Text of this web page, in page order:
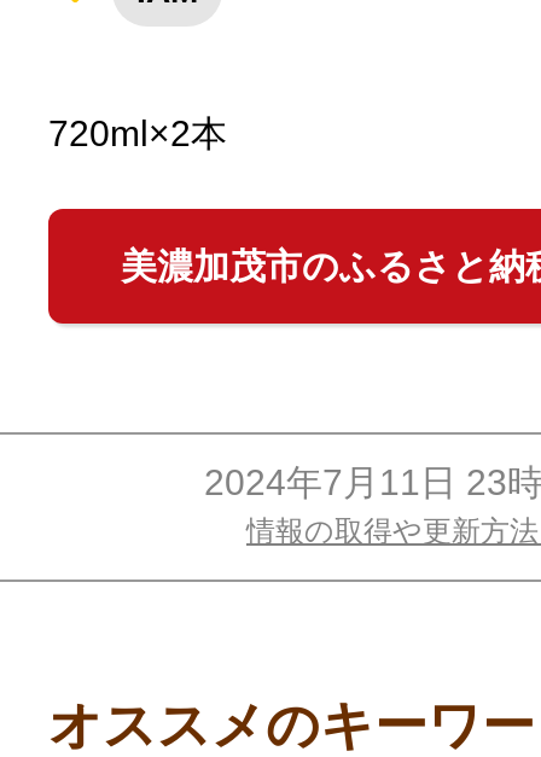
10秒ぴったり診断
自治体直営サイト特集
はじめるバイブルとは
よくあるご質問
720ml×2本
美濃加茂市のふるさと納
2024年7月11日 23
情報の取得や更新方
オススメのキーワ